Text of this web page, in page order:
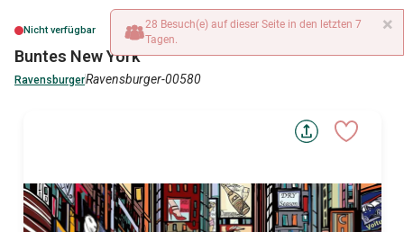
Nicht verfügbar
Buntes New York
RavensburgerRavensburger-00580
×
28 Besuch(e) auf dieser Seite in den letzten 7
Tagen.